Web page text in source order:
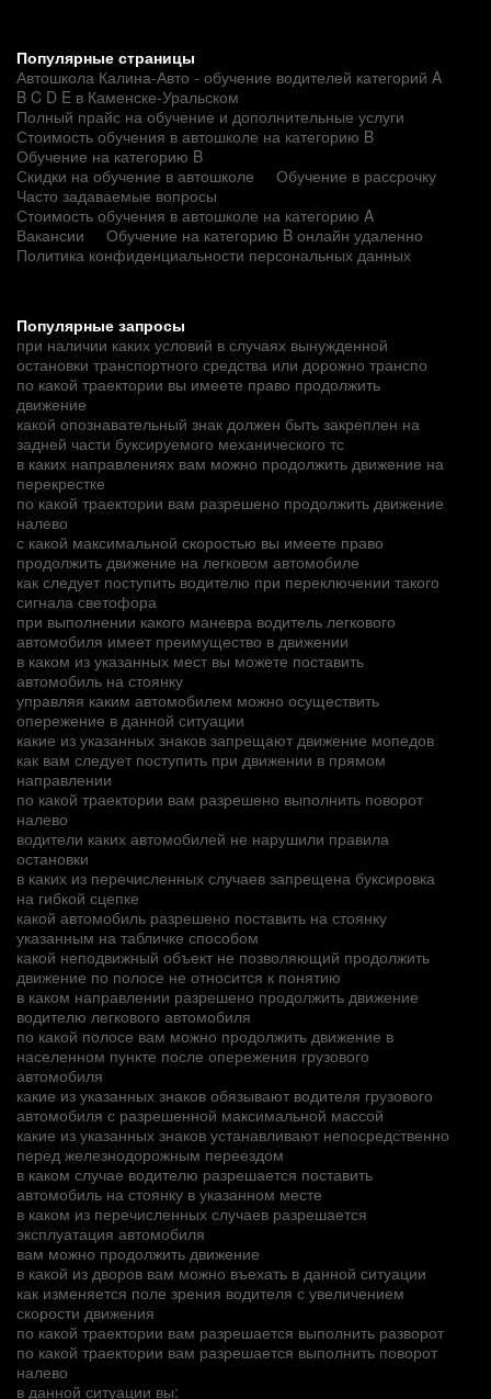
Популярные страницы
Автошкола Калина-Авто - обучение водителей категорий A
B C D E в Каменске-Уральском
Полный прайс на обучение и дополнительные услуги
Стоимость обучения в автошколе на категорию B
Обучение на категорию B
Скидки на обучение в автошколе
Обучение в рассрочку
Часто задаваемые вопросы
Стоимость обучения в автошколе на категорию A
Вакансии
Обучение на категорию B онлайн удаленно
Политика конфиденциальности персональных данных
Популярные запросы
при наличии каких условий в случаях вынужденной
остановки транспортного средства или дорожно транспо
по какой траектории вы имеете право продолжить
движение
какой опознавательный знак должен быть закреплен на
задней части буксируемого механического тс
в каких направлениях вам можно продолжить движение на
перекрестке
по какой траектории вам разрешено продолжить движение
налево
с какой максимальной скоростью вы имеете право
продолжить движение на легковом автомобиле
как следует поступить водителю при переключении такого
сигнала светофора
при выполнении какого маневра водитель легкового
автомобиля имеет преимущество в движении
в каком из указанных мест вы можете поставить
автомобиль на стоянку
управляя каким автомобилем можно осуществить
опережение в данной ситуации
какие из указанных знаков запрещают движение мопедов
как вам следует поступить при движении в прямом
направлении
по какой траектории вам разрешено выполнить поворот
налево
водители каких автомобилей не нарушили правила
остановки
в каких из перечисленных случаев запрещена буксировка
на гибкой сцепке
какой автомобиль разрешено поставить на стоянку
указанным на табличке способом
какой неподвижный объект не позволяющий продолжить
движение по полосе не относится к понятию
в каком направлении разрешено продолжить движение
водителю легкового автомобиля
по какой полосе вам можно продолжить движение в
населенном пункте после опережения грузового
автомобиля
какие из указанных знаков обязывают водителя грузового
автомобиля с разрешенной максимальной массой
какие из указанных знаков устанавливают непосредственно
перед железнодорожным переездом
в каком случае водителю разрешается поставить
автомобиль на стоянку в указанном месте
в каком из перечисленных случаев разрешается
эксплуатация автомобиля
вам можно продолжить движение
в какой из дворов вам можно въехать в данной ситуации
как изменяется поле зрения водителя с увеличением
скорости движения
по какой траектории вам разрешается выполнить разворот
по какой траектории вам разрешается выполнить поворот
налево
в данной ситуации вы: